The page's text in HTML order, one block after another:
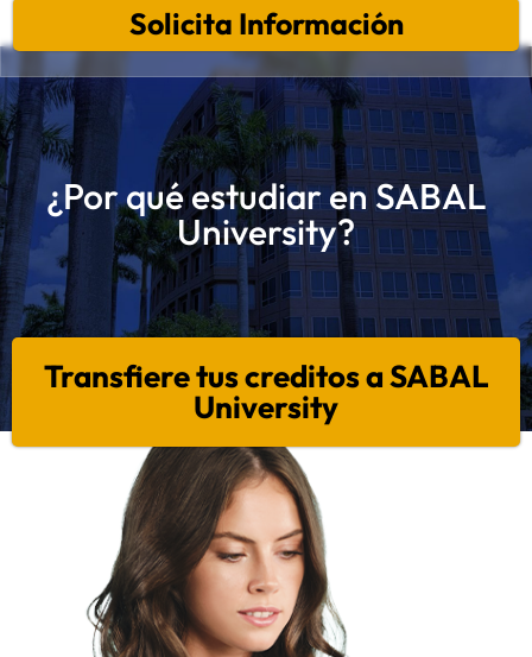
Solicita Información
¿Por qué estudiar en SABAL
University?
Transfiere tus creditos a SABAL
University